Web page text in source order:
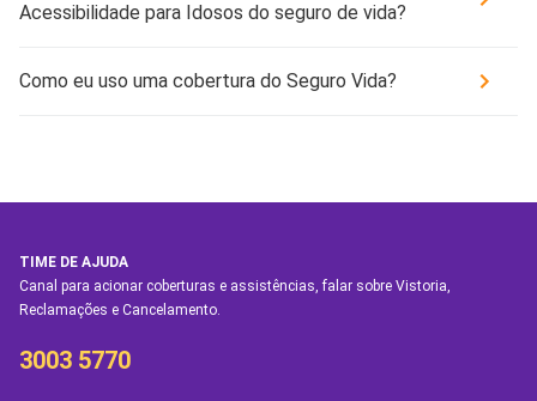
Acessibilidade para Idosos do seguro de vida?
Como eu uso uma cobertura do Seguro Vida?
TIME DE AJUDA
Canal para acionar coberturas e assistências, falar sobre Vistoria,
Reclamações e Cancelamento.
3003 5770